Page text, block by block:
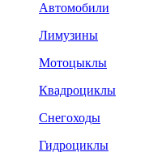
Автомобили
Лимузины
Мотоцыклы
Квадроциклы
Снегоходы
Гидроциклы